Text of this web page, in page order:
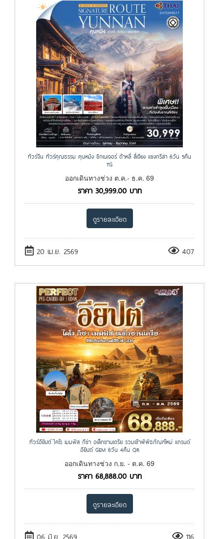
ทัวร์จีน ทัวร์คุณธรรม คุนหมิง ซิกเนเจอร์ ต้าหลี่ ลี่เจียง แชงกรีล่า 6วัน 5คืน
TG
ออกเดินทางช่วง ต.ค.- ธ.ค. 69
ราคา 30,999.00บาท
ดูรายละเอียด
20 เม.ย. 2569 407
ทัวร์อียิปต์ ไคโร เมมฟิส กีซ่า อเล็กซานเดรีย รวมเข้าพิพิธภัณฑ์ใหม่ แกรนด์
อียิปต์ GEM 6วัน 4คืน QR
ออกเดินทางช่วง ก.ย. - ต.ค. 69
ราคา 68,888.00บาท
ดูรายละเอียด
06 มิ.ย. 2569 116